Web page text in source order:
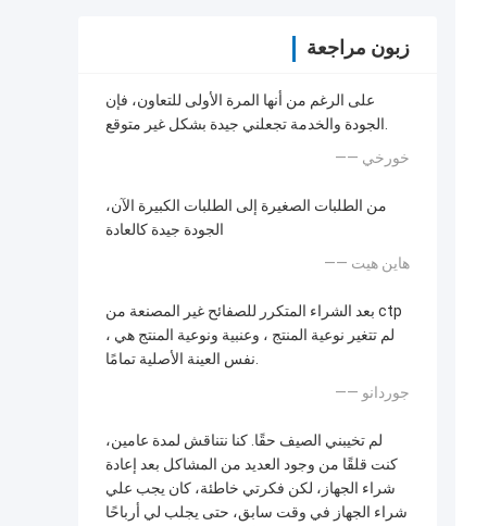
زبون مراجعة
على الرغم من أنها المرة الأولى للتعاون، فإن
الجودة والخدمة تجعلني جيدة بشكل غير متوقع.
—— خورخي
من الطلبات الصغيرة إلى الطلبات الكبيرة الآن،
الجودة جيدة كالعادة
—— هاين هيت
بعد الشراء المتكرر للصفائح غير المصنعة من ctp
، لم تتغير نوعية المنتج ، وعنبية ونوعية المنتج هي
نفس العينة الأصلية تمامًا.
—— جوردانو
لم تخيبني الصيف حقًا. كنا نتناقش لمدة عامين،
كنت قلقًا من وجود العديد من المشاكل بعد إعادة
شراء الجهاز، لكن فكرتي خاطئة، كان يجب علي
شراء الجهاز في وقت سابق، حتى يجلب لي أرباحًا